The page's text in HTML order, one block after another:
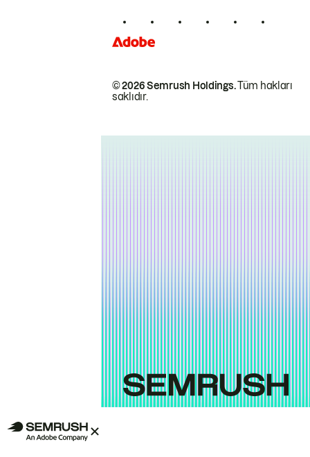
© 2026 Semrush Holdings.Tüm hakları
saklıdır.